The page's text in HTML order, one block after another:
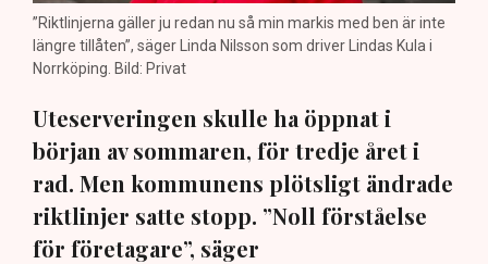
”Riktlinjerna gäller ju redan nu så min markis med ben är inte
längre tillåten”, säger Linda Nilsson som driver Lindas Kula i
Norrköping. Bild: Privat
Uteserveringen skulle ha öppnat i
början av sommaren, för tredje året i
rad. Men kommunens plötsligt ändrade
riktlinjer satte stopp. ”Noll förståelse
för företagare”, säger